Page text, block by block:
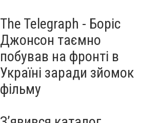
The Telegraph - Боріс
Джонсон таємно
побував на фронті в
Україні заради зйомок
фільму